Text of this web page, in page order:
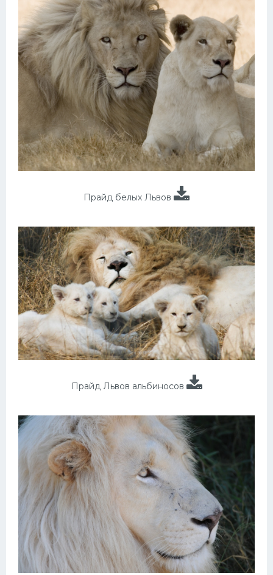
Прайд белых Львов
Прайд Львов альбиносов